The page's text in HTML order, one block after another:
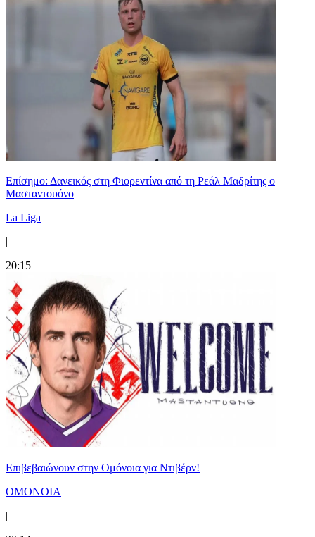
Επίσημο: Δανεικός στη Φιορεντίνα από τη Ρεάλ Μαδρίτης ο
Μασταντουόνο
La Liga
|
20:15
Επιβεβαιώνουν στην Ομόνοια για Ντιβέρν!
ΟΜΟΝΟΙΑ
|